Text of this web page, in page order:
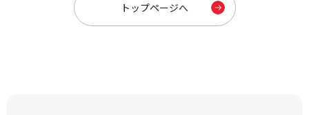
トップページへ